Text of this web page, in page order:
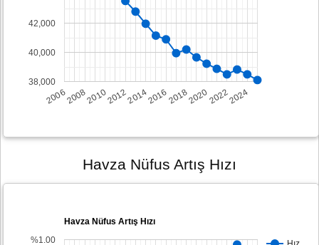
2006200820102012201420162018202020222024
38,000
40,000
42,000
Havza Nüfus Artış Hızı
Havza Nüfus Artış Hızı
%1.00